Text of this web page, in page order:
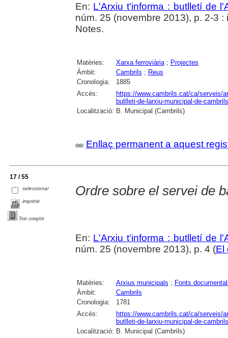
En: L'Arxiu t'informa : butlletí de
núm. 25 (novembre 2013), p. 2-3 :
Notes.
Matèries: Xarxa ferroviària; Projectes
Àmbit:
Cambrils ; Reus
Cronologia:
1885
Accés:
https://www.cambrils.cat/ca/serveis/
butlleti-de-larxiu-municipal-de-
Localització: B. Municipal (Cambrils)
Enllaç permanent a aquest
17 / 55
seleccionar
imprimir
Text complet
Ordre sobre el servei de
En: L'Arxiu t'informa : butlletí de
núm. 25 (novembre 2013), p. 4 (El
Matèries: Arxius municipals ; Fonts
Àmbit:
Cambrils
Cronologia:
1781
Accés:
https://www.cambrils.cat/ca/serveis/
butlleti-de-larxiu-municipal-de-
Localització: B. Municipal (Cambrils)